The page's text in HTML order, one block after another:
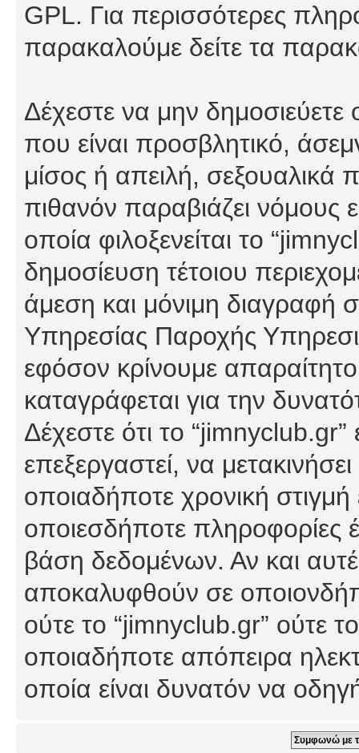
GPL. Για περισσότερες
παρακαλούμε δείτε τα
Δέχεστε να μην
που είναι προσβλητικό,
μίσος ή απειλή, σεξουαλικά
πιθανόν παραβιάζει νόμους
οποία φιλοξενείται το
δημοσίευση τέτοιου
άμεση και μόνιμη διαγραφή
Υπηρεσίας Παροχής
εφόσον κρίνουμε
καταγράφεται για την
Δέχεστε ότι το
επεξεργαστεί, να
οποιαδήποτε χρονική στιγμή
οποιεσδήποτε πληροφορίες
βάση δεδομένων. Αν και
αποκαλυφθούν σε
ούτε το “jimnyclub.gr” ούτε
οποιαδήποτε απόπειρα
οποία είναι δυνατόν να